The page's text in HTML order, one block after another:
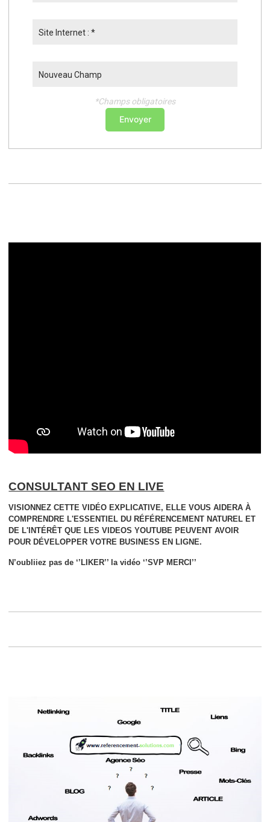
Site Internet : *
Nouveau Champ
*Champs obligatoires
Envoyer
CONSULTANT SEO EN LIVE
VISIONNEZ CETTE VIDÉO EXPLICATIVE, ELLE VOUS AIDERA À
COMPRENDRE L'ESSENTIEL DU RÉFÉRENCEMENT NATUREL ET
DE L'INTÉRÊT QUE LES VIDEOS YOUTUBE PEUVENT AVOIR
POUR DÉVELOPPER VOTRE BUSINESS EN LIGNE.
N’oubliiez pas de ‘’LIKER’’ la vidéo ‘’SVP MERCI’’